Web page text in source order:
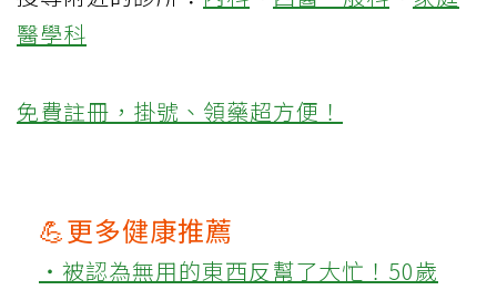
醫學科
免費註冊，掛號、領藥超方便！
💪更多健康推薦
‧被認為無用的東西反幫了大忙！50歲